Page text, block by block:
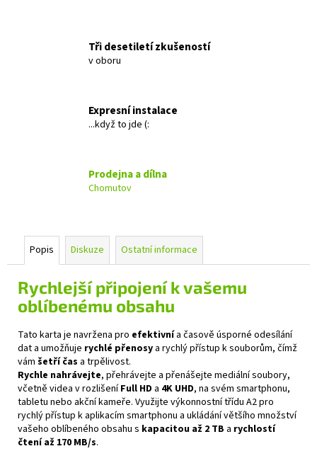
Tři desetiletí zkušeností
v oboru
Expresní instalace
...když to jde (:
Prodejna a dílna
Chomutov
Popis Diskuze Ostatní informace
Rychlejší připojení k vašemu
oblíbenému obsahu
Tato karta je navržena pro efektivnía časově úsporné odesílání
dat a umožňuje rychlé přenosy a rychlý přístup k souborům, čímž
vám šetří čas a trpělivost.
Rychle nahrávejte, přehrávejte a přenášejte mediální soubory,
včetně videa v rozlišeníFull HD a 4K UHD, na svém smartphonu,
tabletu nebo akční kameře. Využijte výkonnostní třídu A2 pro
rychlý přístup k aplikacím smartphonu a ukládání většího množství
vašeho oblíbeného obsahu s kapacitou až 2 TB a rychlostí
čtení až 170 MB/s.